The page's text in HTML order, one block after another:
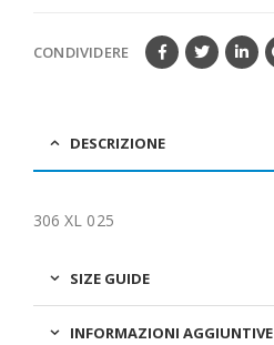
CONDIVIDERE
DESCRIZIONE
306 XL 025
SIZE GUIDE
INFORMAZIONI AGGIUNTIVE